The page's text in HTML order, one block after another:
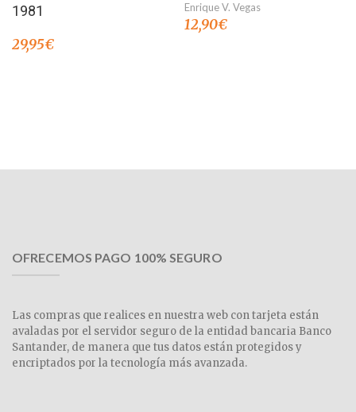
1981
29,95€
Enrique V. Vegas
12,90€
OFRECEMOS PAGO 100% SEGURO
Las compras que realices en nuestra web con tarjeta están
avaladas por el servidor seguro de la entidad bancaria Banco
Santander, de manera que tus datos están protegidos y
encriptados por la tecnología más avanzada.